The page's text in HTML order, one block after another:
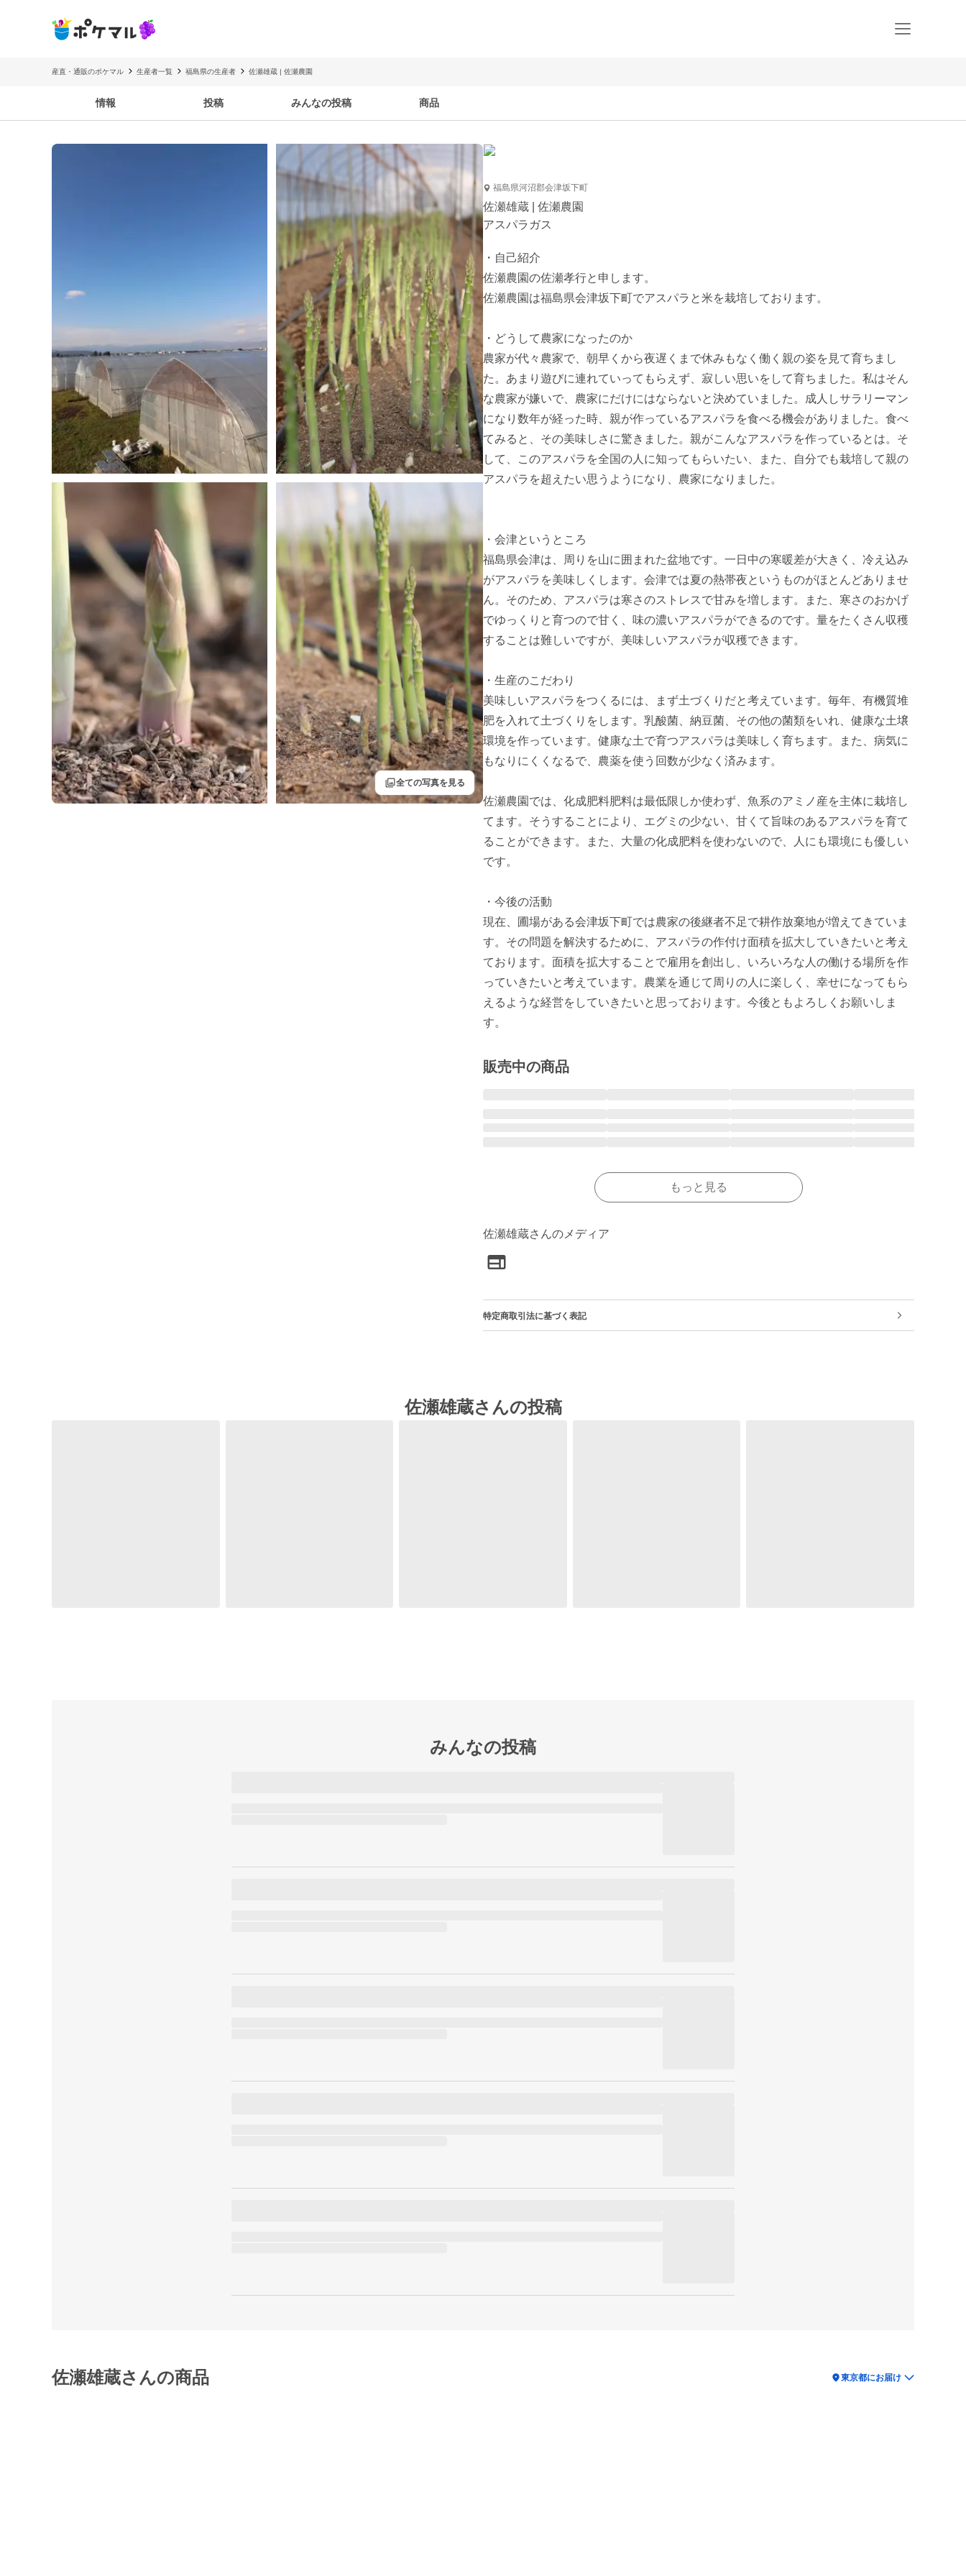
産直・通販のポケマル 生産者一覧 福島県の生産者 佐瀬雄蔵 | 佐瀬農園
情報 投稿 みんなの投稿 商品
filter全ての写真を見る
福島県河沼郡会津坂下町
佐瀬雄蔵 | 佐瀬農園
アスパラガス
・自己紹介
佐瀬農園の佐瀬孝行と申します。
佐瀬農園は福島県会津坂下町でアスパラと米を栽培しております。
・どうして農家になったのか
農家が代々農家で、朝早くから夜遅くまで休みもなく働く親の姿を見て育ちまし
た。あまり遊びに連れていってもらえず、寂しい思いをして育ちました。私はそん
な農家が嫌いで、農家にだけにはならないと決めていました。成人しサラリーマン
になり数年が経った時、親が作っているアスパラを食べる機会がありました。食べ
てみると、その美味しさに驚きました。親がこんなアスパラを作っているとは。そ
して、このアスパラを全国の人に知ってもらいたい、また、自分でも栽培して親の
アスパラを超えたい思うようになり、農家になりました。
・会津というところ
福島県会津は、周りを山に囲まれた盆地です。一日中の寒暖差が大きく、冷え込み
がアスパラを美味しくします。会津では夏の熱帯夜というものがほとんどありませ
ん。そのため、アスパラは寒さのストレスで甘みを増します。また、寒さのおかげ
でゆっくりと育つので甘く、味の濃いアスパラができるのです。量をたくさん収穫
することは難しいですが、美味しいアスパラが収穫できます。
・生産のこだわり
美味しいアスパラをつくるには、まず土づくりだと考えています。毎年、有機質堆
肥を入れて土づくりをします。乳酸菌、納豆菌、その他の菌類をいれ、健康な土壌
環境を作っています。健康な土で育つアスパラは美味しく育ちます。また、病気に
もなりにくくなるで、農薬を使う回数が少なく済みます。
佐瀬農園では、化成肥料肥料は最低限しか使わず、魚系のアミノ産を主体に栽培し
てます。そうすることにより、エグミの少ない、甘くて旨味のあるアスパラを育て
ることができます。また、大量の化成肥料を使わないので、人にも環境にも優しい
です。
・今後の活動
現在、圃場がある会津坂下町では農家の後継者不足で耕作放棄地が増えてきていま
す。その問題を解決するために、アスパラの作付け面積を拡大していきたいと考え
ております。面積を拡大することで雇用を創出し、いろいろな人の働ける場所を作
っていきたいと考えています。農業を通じて周りの人に楽しく、幸せになってもら
えるような経営をしていきたいと思っております。今後ともよろしくお願いしま
す。
販売中の商品
もっと見る
佐瀬雄蔵さんのメディア
特定商取引法に基づく表記
佐瀬雄蔵さんの投稿
みんなの投稿
佐瀬雄蔵さんの商品 location_on東京都にお届け